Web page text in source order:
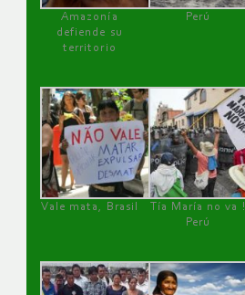
Amazonía
defiende su
territorio
Perú
Vale mata, Brasil
Tía María no va !
Perú